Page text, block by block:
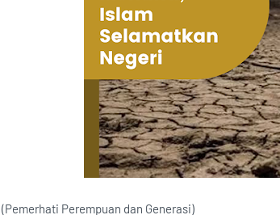
(Pemerhati Perempuan dan Generasi)